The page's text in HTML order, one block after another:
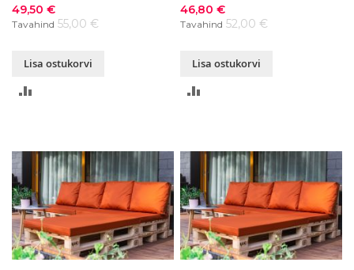
Soodushind
49,50 €
Tavahind 55,00 €
Lisa ostukorvi
Soodushind
46,80 €
Tavahind 52,00 €
Lisa ostukorvi